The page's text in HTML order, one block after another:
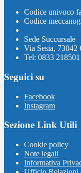
Codice univoco
Codice
Sede Succursale
Via Sesia, 73042
Tel: 0833 218501
Seguici su
Facebook
Instagram
Sezione Link Utili
Cookie policy
Note legali
Informativa